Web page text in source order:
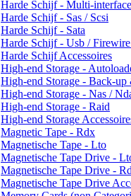
Harde Schijf - Multi-interface
Harde Schijf - Sas / Scsi
Harde Schijf - Sata
Harde Schijf - Usb / Firewire
Harde Schijf Accessoires
High-end Storage -
High-end Storage - Back-
High-end Storage - Nas /
High-end Storage - Raid
High-end Storage
Magnetic Tape - Rdx
Magnetische Tape - Lto
Magnetische Tape Drive -
Magnetische Tape Drive -
Magnetische Tape Drive